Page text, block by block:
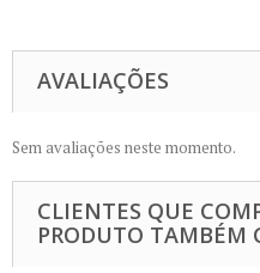
AVALIAÇÕES
Sem avaliações neste momento.
CLIENTES QUE
PRODUTO TAMBÉM